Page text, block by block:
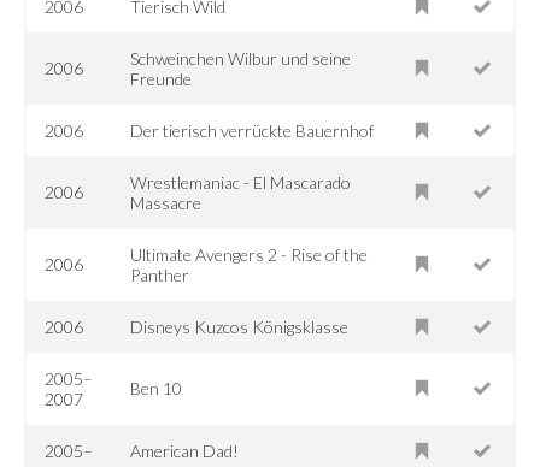
2006 Tierisch Wild
2006
Schweinchen Wilbur und seine
Freunde
2006 Der tierisch verrückte Bauernhof
2006
Wrestlemaniac - El Mascarado
Massacre
2006
Ultimate Avengers 2 - Rise of the
Panther
2006 Disneys Kuzcos Königsklasse
2005–
2007
Ben 10
2005– American Dad!